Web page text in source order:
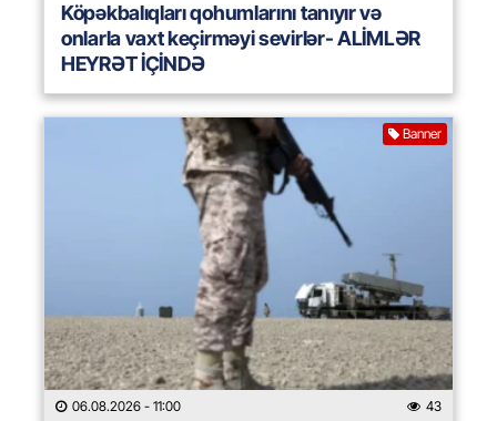
Köpəkbalıqları qohumlarını tanıyır və
onlarla vaxt keçirməyi sevirlər- ALİMLƏR
HEYRƏT İÇİNDƏ
Banner
06.08.2026 - 11:00 43